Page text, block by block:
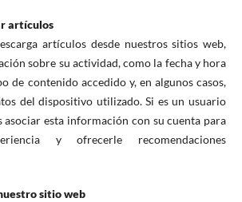
artículos
artículos desde nuestros sitios web,
sobre su actividad, como la fecha y hora
de contenido accedido y, en algunos casos,
del dispositivo utilizado. Si es un usuario
asociar esta información con su cuenta para
y ofrecerle recomendaciones
sitio web